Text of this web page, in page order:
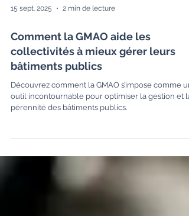
15 sept. 2025 2 min de lecture
Comment la GMAO aide les
collectivités à mieux gérer leurs
bâtiments publics
Découvrez comment la GMAO s’impose comme un